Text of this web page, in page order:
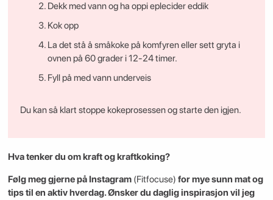
Dekk med vann og ha oppi eplecider eddik
Kok opp
La det stå å småkoke på komfyren eller sett gryta i
ovnen på 60 grader i 12-24 timer.
Fyll på med vann underveis
Du kan så klart stoppe kokeprosessen og starte den igjen.
Hva tenker du om kraft og kraftkoking?
Følg meg gjerne på Instagram (Fitfocuse) for mye sunn mat og
tips til en aktiv hverdag. Ønsker du daglig inspirasjon vil jeg